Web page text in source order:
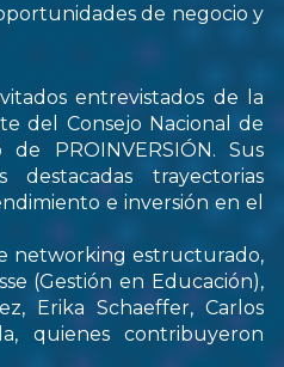
de negocio y
entrevistados de la
del Consejo Nacional de
PROINVERSIÓN. Sus
trayectorias
e inversión en el
networking estructurado,
(Gestión en Educación),
Erika Schaeffer, Carlos
quienes contribuyeron